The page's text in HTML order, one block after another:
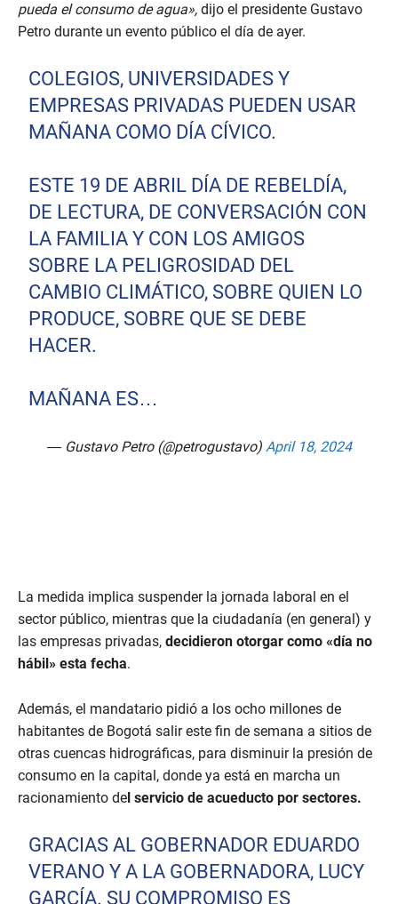
pueda el consumo de agua», dijo el presidente Gustavo
Petro durante un evento público el día de ayer.
COLEGIOS, UNIVERSIDADES Y
EMPRESAS PRIVADAS PUEDEN USAR
MAÑANA COMO DÍA CÍVICO.
ESTE 19 DE ABRIL DÍA DE REBELDÍA,
DE LECTURA, DE CONVERSACIÓN CON
LA FAMILIA Y CON LOS AMIGOS
SOBRE LA PELIGROSIDAD DEL
CAMBIO CLIMÁTICO, SOBRE QUIEN LO
PRODUCE, SOBRE QUE SE DEBE
HACER.
MAÑANA ES…
— Gustavo Petro (@petrogustavo) April 18, 2024
La medida implica suspender la jornada laboral en el
sector público, mientras que la ciudadanía (en general) y
las empresas privadas, decidieron otorgar como «día no
hábil» esta fecha.
Además, el mandatario pidió a los ocho millones de
habitantes de Bogotá salir este fin de semana a sitios de
otras cuencas hidrográficas, para disminuir la presión de
consumo en la capital, donde ya está en marcha un
racionamiento de l servicio de acueducto por sectores.
GRACIAS AL GOBERNADOR EDUARDO
VERANO Y A LA GOBERNADORA, LUCY
GARCÍA. SU COMPROMISO ES